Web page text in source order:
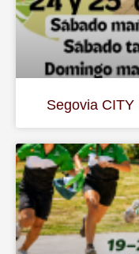
Segovia